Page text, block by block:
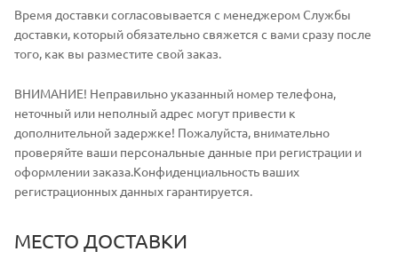
Время доставки согласовывается с менеджером Службы
доставки, который обязательно свяжется с вами сразу после
того, как вы разместите свой заказ.
ВНИМАНИЕ! Неправильно указанный номер телефона,
неточный или неполный адрес могут привести к
дополнительной задержке! Пожалуйста, внимательно
проверяйте ваши персональные данные при регистрации и
оформлении заказа.Конфиденциальность ваших
регистрационных данных гарантируется.
МЕСТО ДОСТАВКИ